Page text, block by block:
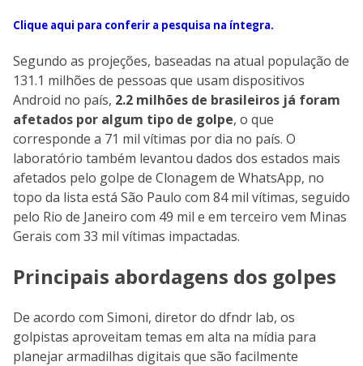
Clique aqui para conferir a pesquisa na íntegra.
Segundo as projeções, baseadas na atual população de
131.1 milhões de pessoas que usam dispositivos
Android no país, 2.2 milhões de brasileiros já foram
afetados por algum tipo de golpe, o que
corresponde a 71 mil vítimas por dia no país. O
laboratório também levantou dados dos estados mais
afetados pelo golpe de Clonagem de WhatsApp, no
topo da lista está São Paulo com 84 mil vítimas, seguido
pelo Rio de Janeiro com 49 mil e em terceiro vem Minas
Gerais com 33 mil vítimas impactadas.
Principais abordagens dos golpes
De acordo com Simoni, diretor do dfndr lab, os
golpistas aproveitam temas em alta na mídia para
planejar armadilhas digitais que são facilmente